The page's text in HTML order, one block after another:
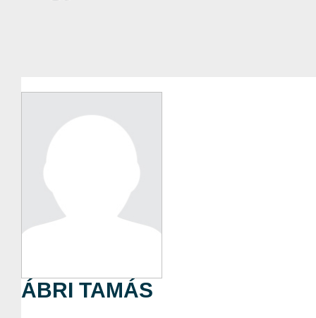
ÁBRI TAMÁS